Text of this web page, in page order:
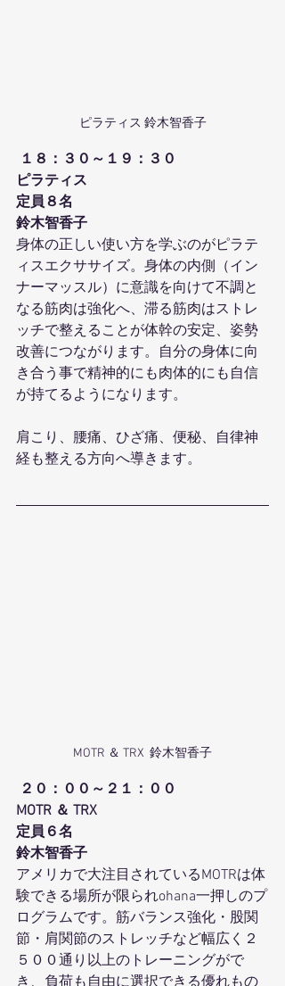
ピラティス 鈴木智香子
１８：３０～１９：３０
ピラティス
定員８名
鈴木智香子
身体の正しい使い方を学ぶのがピラテ
ィスエクササイズ。身体の内側（イン
ナーマッスル）に意識を向けて不調と
なる筋肉は強化へ、滞る筋肉はストレ
ッチで整えることが体幹の安定、姿勢
改善につながります。自分の身体に向
き合う事で精神的にも肉体的にも自信
が持てるようになります。
肩こり、腰痛、ひざ痛、便秘、自律神
経も整える方向へ導きます。
MOTR ＆ TRX  鈴木智香子
２０：００～２１：００
MOTR ＆ TRX
定員６名
鈴木智香子
アメリカで大注目されているMOTRは体
験できる場所が限られohana一押しのプ
ログラムです。筋バランス強化・股関
節・肩関節のストレッチなど幅広く２
５００通り以上のトレーニングがで